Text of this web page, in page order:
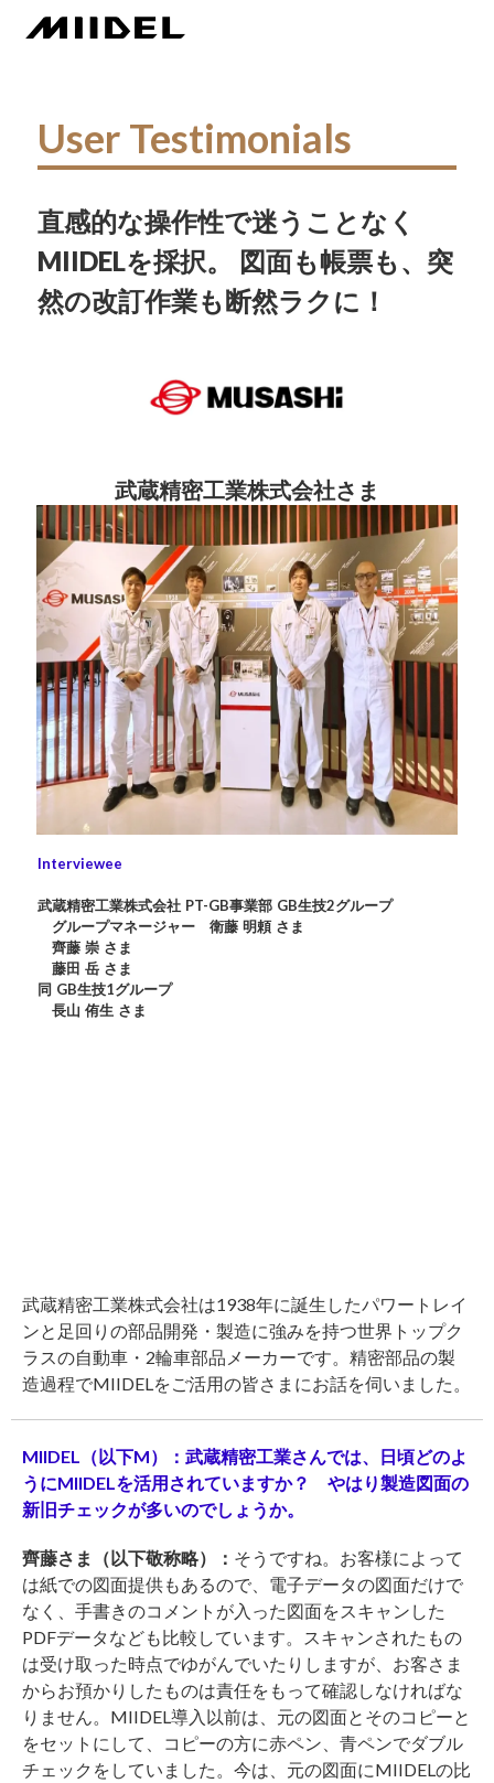
User Testimonials
直感的な操作性で迷うことなく
MIIDELを採択。 図面も帳票も、突
然の改訂作業も断然ラクに！
武蔵精密工業株式会社さま
Interviewee
武蔵精密工業株式会社 PT-GB事業部 GB生技2グループ
グループマネージャー 衛藤 明頼 さま
齊藤 崇 さま
藤田 岳 さま
同 GB生技1グループ
長山 侑生 さま
武蔵精密工業株式会社は1938年に誕生したパワートレイ
ンと足回りの部品開発・製造に強みを持つ世界トップク
ラスの自動車・2輪車部品メーカーです。精密部品の製
造過程でMIIDELをご活用の皆さまにお話を伺いました。
MIIDEL（以下M）：武蔵精密工業さんでは、日頃どのよ
うにMIIDELを活用されていますか？ やはり製造図面の
新旧チェックが多いのでしょうか。
齊藤さま（以下敬称略）： そうですね。お客様によって
は紙での図面提供もあるので、電子データの図面だけで
なく、手書きのコメントが入った図面をスキャンした
PDFデータなども比較しています。スキャンされたもの
は受け取った時点でゆがんでいたりしますが、お客さま
からお預かりしたものは責任をもって確認しなければな
りません。MIIDEL導入以前は、元の図面とそのコピーと
をセットにして、コピーの方に赤ペン、青ペンでダブル
チェックをしていました。今は、元の図面にMIIDELの比